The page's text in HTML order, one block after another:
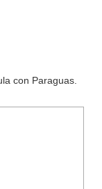
con Paraguas.